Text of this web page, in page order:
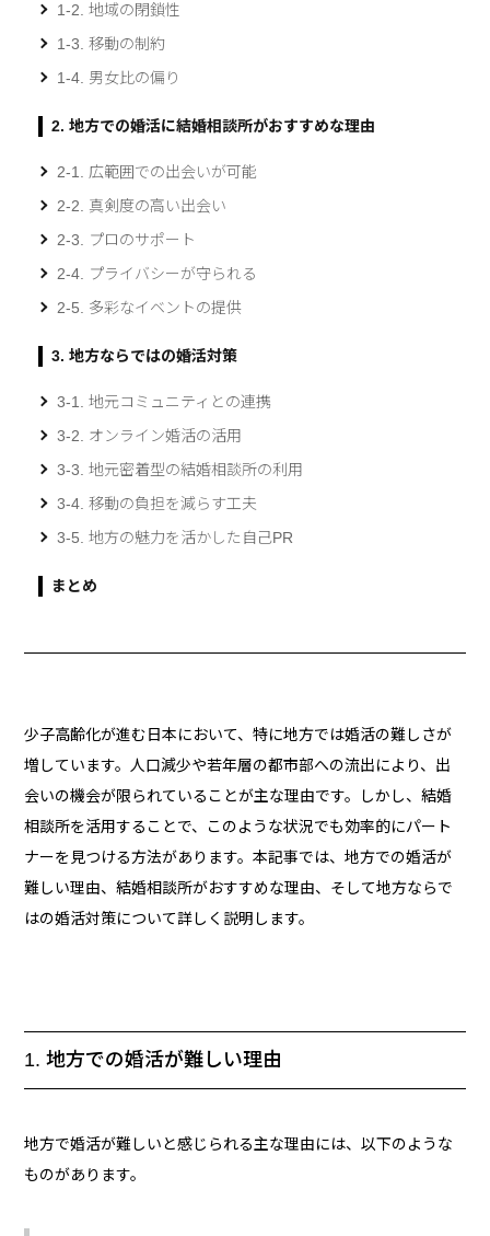
1-2. 地域の閉鎖性
1-3. 移動の制約
1-4. 男女比の偏り
2. 地方での婚活に結婚相談所がおすすめな理由
2-1. 広範囲での出会いが可能
2-2. 真剣度の高い出会い
2-3. プロのサポート
2-4. プライバシーが守られる
2-5. 多彩なイベントの提供
3. 地方ならではの婚活対策
3-1. 地元コミュニティとの連携
3-2. オンライン婚活の活用
3-3. 地元密着型の結婚相談所の利用
3-4. 移動の負担を減らす工夫
3-5. 地方の魅力を活かした自己PR
まとめ
少子高齢化が進む日本において、特に地方では婚活の難しさが
増しています。人口減少や若年層の都市部への流出により、出
会いの機会が限られていることが主な理由です。しかし、結婚
相談所を活用することで、このような状況でも効率的にパート
ナーを見つける方法があります。本記事では、地方での婚活が
難しい理由、結婚相談所がおすすめな理由、そして地方ならで
はの婚活対策について詳しく説明します。
1. 地方での婚活が難しい理由
地方で婚活が難しいと感じられる主な理由には、以下のような
ものがあります。